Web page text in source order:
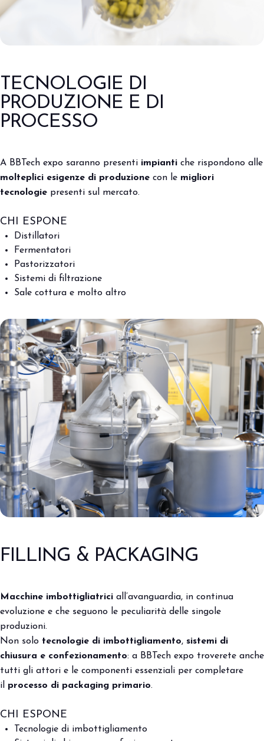
TECNOLOGIE DI
PRODUZIONE E DI
PROCESSO
A BBTech expo saranno presenti impianti che rispondono alle
molteplici esigenze di produzione con le migliori
tecnologie presenti sul mercato.
CHI ESPONE
Distillatori
Fermentatori
Pastorizzatori
Sistemi di filtrazione
Sale cottura e molto altro
FILLING & PACKAGING
Macchine imbottigliatrici all’avanguardia, in continua
evoluzione e che seguono le peculiarità delle singole
produzioni.
Non solo tecnologie di imbottigliamento, sistemi di
chiusura e confezionamento: a BBTech expo troverete anche
tutti gli attori e le componenti essenziali per completare
il processo di packaging primario.
CHI ESPONE
Tecnologie di imbottigliamento